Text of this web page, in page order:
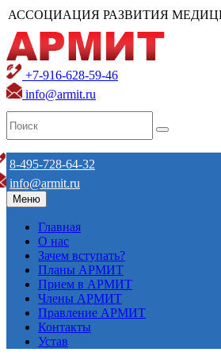
АССОЦИАЦИЯ РАЗВИТИЯ
+7-916-628-59-46
info@armit.ru
8-495-728-64-32
info@armit.ru
Меню
Главная
О нас
Зачем вступать?
Планы АРМИТ
Прием в АРМИТ
Члены АРМИТ
Правление АРМИТ
Контакты
Устав